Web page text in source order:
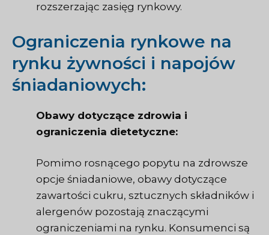
rozszerzając zasięg rynkowy.
Ograniczenia rynkowe na
rynku żywności i napojów
śniadaniowych:
Obawy dotyczące zdrowia i
ograniczenia dietetyczne:
Pomimo rosnącego popytu na zdrowsze
opcje śniadaniowe, obawy dotyczące
zawartości cukru, sztucznych składników i
alergenów pozostają znaczącymi
ograniczeniami na rynku. Konsumenci są